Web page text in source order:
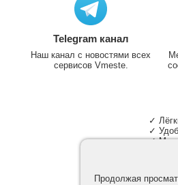
Telegram канал
Наш канал с новостями всех
сервисов Vmeste.
✓
✓
✓ Мы
✓
✓
Продолжая